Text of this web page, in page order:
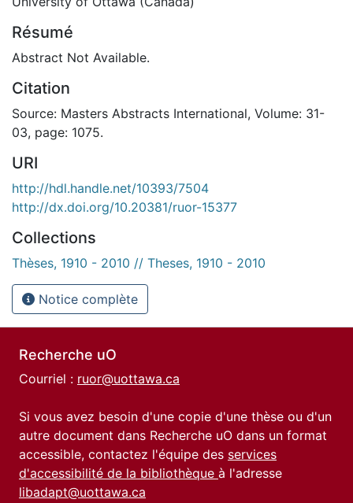
Résumé
Abstract Not Available.
Citation
Source: Masters Abstracts International, Volume: 31-
03, page: 1075.
URI
http://hdl.handle.net/10393/7504
http://dx.doi.org/10.20381/ruor-15377
Collections
Thèses, 1910 - 2010 // Theses, 1910 - 2010
Notice complète
Recherche uO
Courriel : ruor@uottawa.ca
Si vous avez besoin d'une copie d'une thèse ou d'un
autre document dans Recherche uO dans un format
accessible, contactez l'équipe des services
d'accessibilité de la bibliothèque à l'adresse
libadapt@uottawa.ca